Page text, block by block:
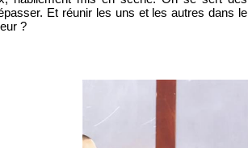
Et réunir les uns et les autres dans le
?